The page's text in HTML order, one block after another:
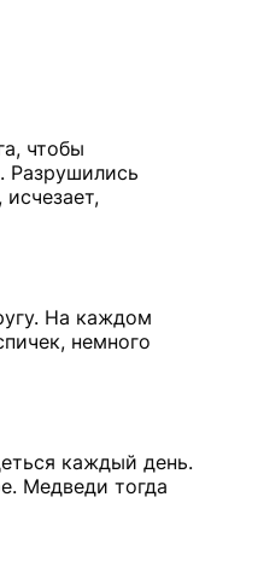
чтобы
Разрушились
На каждом
немного
каждый день.
Медведи тогда